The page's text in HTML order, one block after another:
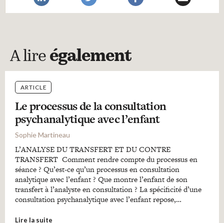
A lire également
ARTICLE
Le processus de la consultation
psychanalytique avec l’enfant
Sophie Martineau
L’ANALYSE DU TRANSFERT ET DU CONTRE
TRANSFERT Comment rendre compte du processus en
séance ? Qu’est-ce qu’un processus en consultation
analytique avec l’enfant ? Que montre l’enfant de son
transfert à l’analyste en consultation ? La spécificité d’une
consultation psychanalytique avec l’enfant repose,…
Lire la suite